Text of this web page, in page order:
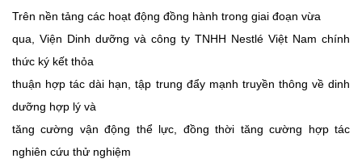
Trên nền tảng các hoạt động đồng hành trong giai đoạn vừa
qua, Viện Dinh dưỡng và công ty TNHH Nestlé Việt Nam chính
thức ký kết thỏa
thuận hợp tác dài hạn, tập trung đẩy mạnh truyền thông về dinh
dưỡng hợp lý và
tăng cường vận động thể lực, đồng thời tăng cường hợp tác
nghiên cứu thử nghiệm